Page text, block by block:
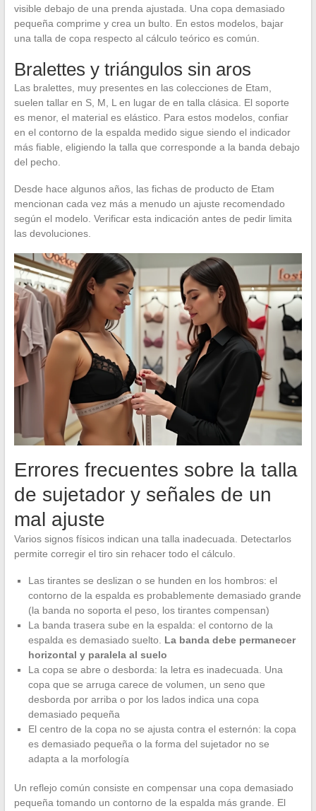
visible debajo de una prenda ajustada. Una copa demasiado
pequeña comprime y crea un bulto. En estos modelos, bajar
una talla de copa respecto al cálculo teórico es común.
Bralettes y triángulos sin aros
Las bralettes, muy presentes en las colecciones de Etam,
suelen tallar en S, M, L en lugar de en talla clásica. El soporte
es menor, el material es elástico. Para estos modelos, confiar
en el contorno de la espalda medido sigue siendo el indicador
más fiable, eligiendo la talla que corresponde a la banda debajo
del pecho.
Desde hace algunos años, las fichas de producto de Etam
mencionan cada vez más a menudo un ajuste recomendado
según el modelo. Verificar esta indicación antes de pedir limita
las devoluciones.
Errores frecuentes sobre la talla
de sujetador y señales de un
mal ajuste
Varios signos físicos indican una talla inadecuada. Detectarlos
permite corregir el tiro sin rehacer todo el cálculo.
Las tirantes se deslizan o se hunden en los hombros: el
contorno de la espalda es probablemente demasiado grande
(la banda no soporta el peso, los tirantes compensan)
La banda trasera sube en la espalda: el contorno de la
espalda es demasiado suelto. La banda debe permanecer
horizontal y paralela al suelo
La copa se abre o desborda: la letra es inadecuada. Una
copa que se arruga carece de volumen, un seno que
desborda por arriba o por los lados indica una copa
demasiado pequeña
El centro de la copa no se ajusta contra el esternón: la copa
es demasiado pequeña o la forma del sujetador no se
adapta a la morfología
Un reflejo común consiste en compensar una copa demasiado
pequeña tomando un contorno de la espalda más grande. El